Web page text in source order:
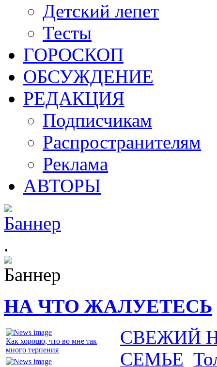
Детский лепет
Тесты
ГОРОСКОП
ОБСУЖДЕНИЕ
РЕДАКЦИЯ
Подписчикам
Распространителям
Реклама
АВТОРЫ
.
НА ЧТО ЖАЛУЕТЕСЬ
Как хорошо, что во мне так
много терпения
СВЕЖИЙ
СЕМЬЕ